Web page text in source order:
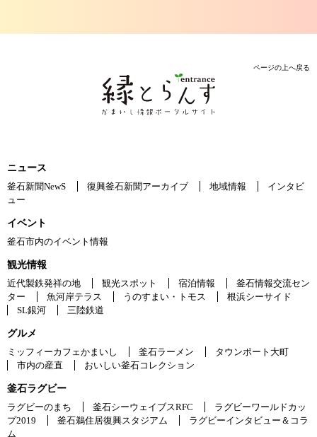
ページの上へ戻る
ニュース
釜石新聞NewS
復興釜石新聞アーカイブ 地域情報
インタビ
ュー
イベント
釜石市内のイベント情報
観光情報
近代製鉄発祥の地
観光スポット 宿泊情報
釜石情報交流セン
ター
魚河岸テラス うのすまい・トモス
根浜シーサイド
SL銀河
三陸鉄道
グルメ
ミッフィーカフェかまいし
釜石ラーメン
タウンポート大町
市内の産直
おいしい釜石コレクション
釜石ラグビー
ラグビーのまち
釜石シーウェイブスRFC
ラグビーワールドカッ
プ2019
釜石鵜住居復興スタジアム
ラグビーインタビュー＆コラ
ム